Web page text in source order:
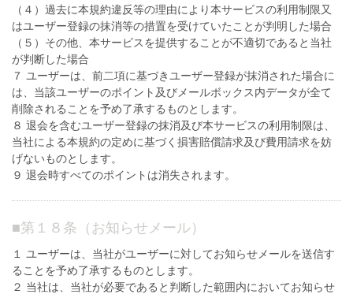
（４）過去に本規約違反等の理由により本サービスの利用制限又
はユーザー登録の抹消等の措置を受けていたことが判明した場合
（５）その他、本サービスを提供することが不適切であると当社
が判断した場合
７ ユーザーは、前二項に基づきユーザー登録が抹消された場合に
は、当該ユーザーのポイント及びメールボックス内データが全て
削除されることを予め了承するものとします。
８ 退会を含むユーザー登録の抹消及び本サービスの利用制限は、
当社による本規約の定めに基づく損害賠償請求及び費用請求を妨
げないものとします。
９ 退会時すべてのポイントは消失されます。
■第１８条（お知らせメール）
１ ユーザーは、当社がユーザーに対してお知らせメールを送信す
ることを予め了承するものとします。
２ 当社は、当社が必要であると判断した範囲内においてお知らせ